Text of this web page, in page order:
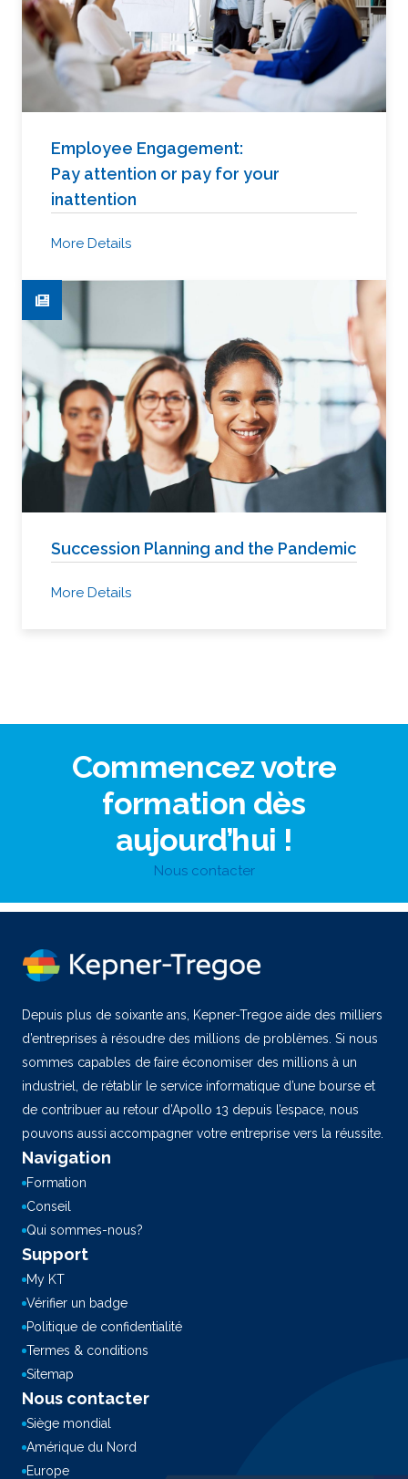
Employee Engagement:
Pay attention or pay for your
inattention
More Details
Succession Planning and the Pandemic
More Details
Commencez votre
formation dès
aujourd’hui !
Nous contacter
Depuis plus de soixante ans, Kepner-Tregoe aide des milliers
d’entreprises à résoudre des millions de problèmes. Si nous
sommes capables de faire économiser des millions à un
industriel, de rétablir le service informatique d’une bourse et
de contribuer au retour d’Apollo 13 depuis l’espace, nous
pouvons aussi accompagner votre entreprise vers la réussite.
Navigation
Formation
Conseil
Qui sommes-nous?
Support
My KT
Vérifier un badge
Politique de confidentialité
Termes & conditions
Sitemap
Nous contacter
Siège mondial
Amérique du Nord
Europe